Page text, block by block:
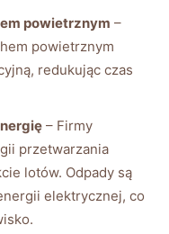
powietrznym –
powietrznym
redukując czas
– Firmy
przetwarzania
lotów. Odpady są
elektrycznej, co